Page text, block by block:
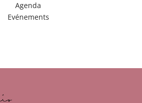
Agenda
Evénements